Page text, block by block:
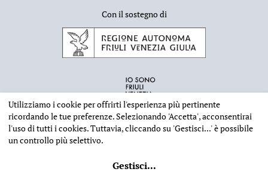
Con il sostegno di
2026 - Deputazione di Storia Patria per il Friuli - CF 80023560305
Utilizziamo i cookie per offrirti l'esperienza più pertinente
ricordando le tue preferenze. Selezionando 'Accetta', acconsentirai
l'uso di tutti i cookies. Tuttavia, cliccando su 'Gestisci...'è possibile
un controllo più selettivo.
Gestisci...